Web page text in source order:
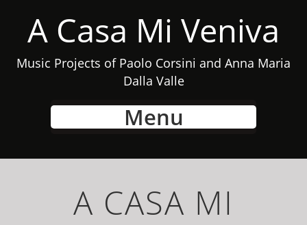
A Casa Mi Veniva
Music Projects of Paolo Corsini and Anna Maria
Dalla Valle
Menu
A CASA MI